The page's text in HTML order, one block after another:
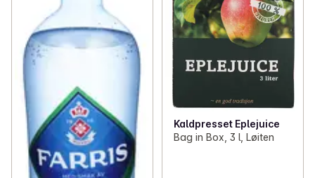
Kaldpresset Eplejuice
Bag in Box, 3 l, Løiten